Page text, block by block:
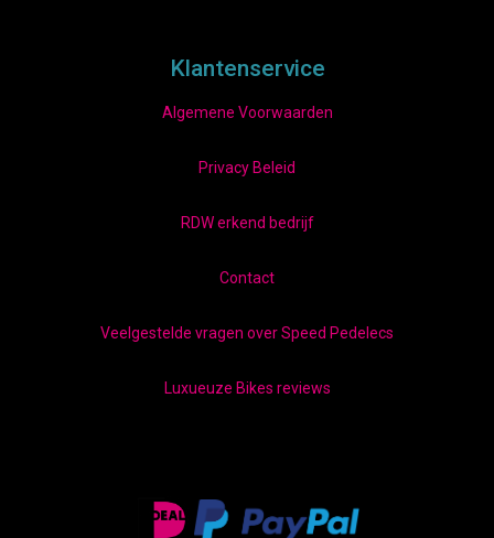
Klantenservice
Algemene Voorwaarden
Privacy Beleid
RDW erkend bedrijf
Contact
Veelgestelde vragen over Speed Pedelecs
Luxueuze Bikes reviews